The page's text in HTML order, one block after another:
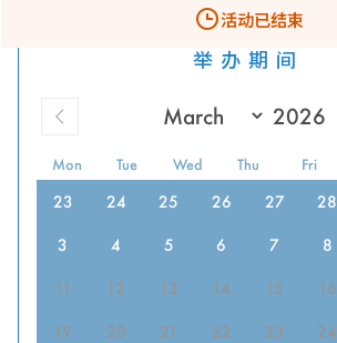
活动已结束
举办期间
Mon Tue Wed Thu Fri
23 24 25 26 27 28
3 4 5 6 7 8
11 12 13 14 15 16
19 20 21 22 23 24